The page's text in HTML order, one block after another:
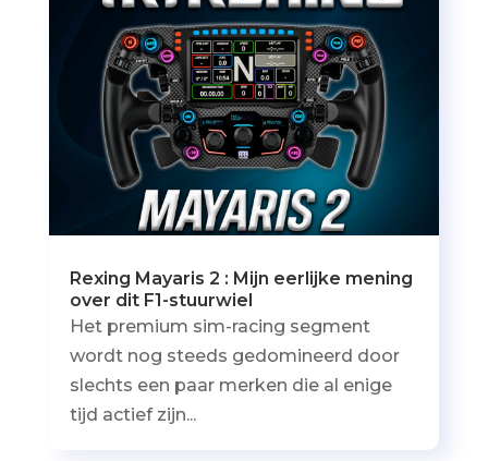
Rexing Mayaris 2 : Mijn eerlijke mening
over dit F1-stuurwiel
Het premium sim-racing segment
wordt nog steeds gedomineerd door
slechts een paar merken die al enige
tijd actief zijn...